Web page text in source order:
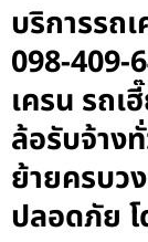
บริการรถ
098-409-
เครน รถเ
ล้อรับจ้าง
ย้ายครบว
ปลอดภัย